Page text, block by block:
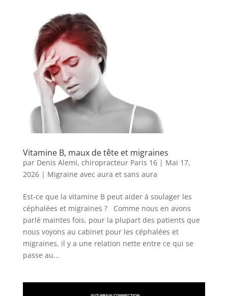
Vitamine B, maux de tête et migraines
par Denis Alemi, chiropracteur Paris 16| Mai 17,
2026| Migraine avec aura et sans aura
Est-ce que la vitamine B peut aider à soulager les
céphalées et migraines ? Comme nous en avons
parlé maintes fois, pour la plupart des patients que
nous voyons au cabinet pour les céphalées et
migraines, il y a une relation nette entre ce qui se
passe au...